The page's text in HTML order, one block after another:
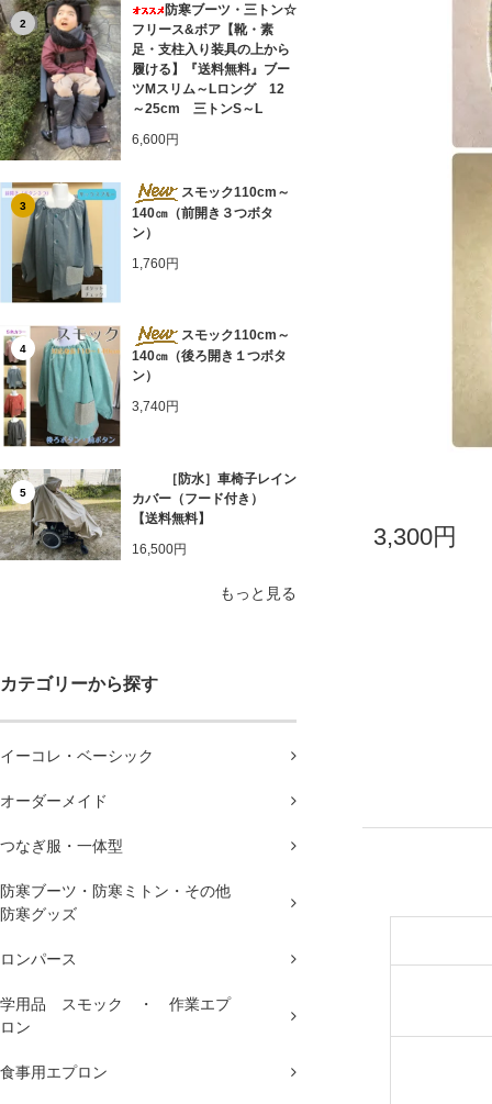
2
防寒ブーツ・三トン☆
フリース&ボア【靴・素
足・支柱入り装具の上から
履ける】『送料無料』ブー
ツMスリム～Lロング 12
～25cm 三トンS～L
6,600円
3
スモック110cm～
140㎝（前開き３つボタ
ン）
1,760円
4
スモック110cm～
140㎝（後ろ開き１つボタ
ン）
3,740円
5
［防水］車椅子レイン
カバー（フード付き）
【送料無料】
16,500円
もっと見る
カテゴリーから探す
イーコレ・ベーシック
オーダーメイド
つなぎ服・一体型
防寒ブーツ・防寒ミトン・その他
防寒グッズ
ロンパース
学用品 スモック ・ 作業エプ
ロン
食事用エプロン
3,300円